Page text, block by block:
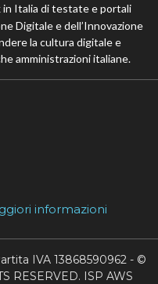
in Italia di testate e portali
Digitale e dell’Innovazione
la cultura digitale e
amministrazioni italiane.
informazioni
IVA 13868590962 - ©
RESERVED. ISP AWS